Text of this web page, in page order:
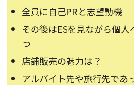
全員に自己PRと志望動機
その後はESを見ながら個人
つ
店舗販売の魅力は？
アルバイト先や旅行先であ